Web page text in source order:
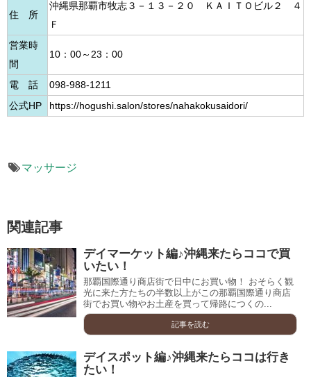
住 所
沖縄県那覇市牧志３－１３－２０ ＫＡＩＴＯビル２ ４
Ｆ
営業時
間
10：00～23：00
電 話
098-988-1211
公式HP
https://hogushi.salon/stores/nahakokusaidori/
マッサージ
関連記事
デイマーケット編♪沖縄来たらココで買
いたい！
那覇国際通り商店街で日中にお買い物！ おそらく観
光に来た方たちの半数以上がこの那覇国際通り商店
街でお買い物やお土産を買って帰路につくの...
記事を読む
デイスポット編♪沖縄来たらココは行き
たい！